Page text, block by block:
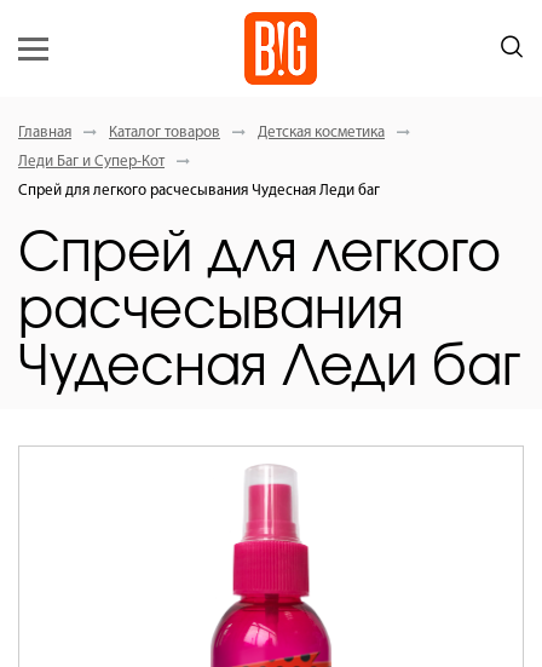
Главная Каталог товаров
Детская косметика
Леди Баг и Супер-Кот
Спрей для легкого расчесывания Чудесная Леди баг
Спрей для легкого
расчесывания
Чудесная Леди баг